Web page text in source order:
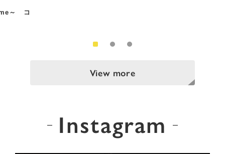
～ コ
View more
Instagram